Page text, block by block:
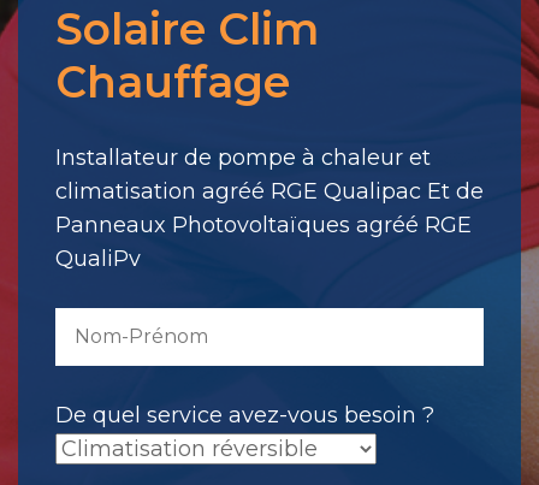
Merci
pour
votre
Il
a
été
envoyé.
Solaire Clim
Chauffage
Installateur de pompe à chaleur et
climatisation agréé RGE Qualipac Et de
Panneaux Photovoltaïques agréé RGE
QualiPv
De quel service avez-vous besoin ?